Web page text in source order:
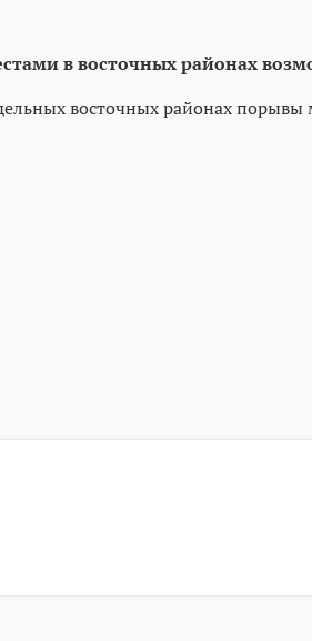
в восточных районах
восточных районах порывы